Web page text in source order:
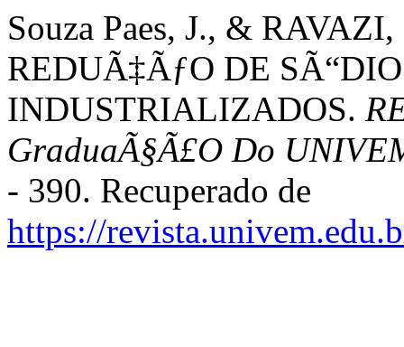
Souza Paes, J., &
REDUÃ‡ÃƒO DE
INDUSTRIALIZADOS.
GraduaÃ§Ã£O Do
- 390. Recuperado de
https://